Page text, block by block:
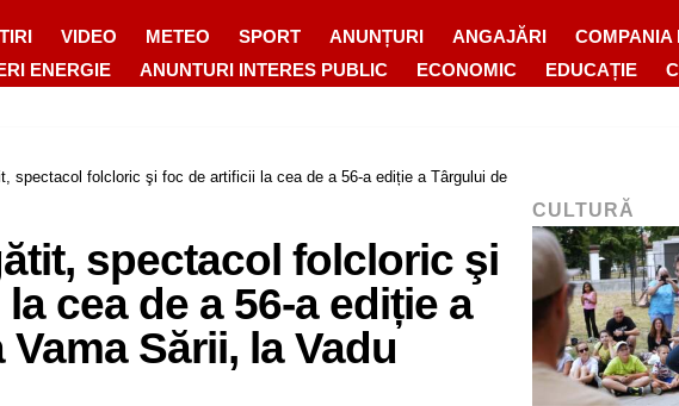
VIDEO METEO SPORT ANUNȚURI ANGAJĂRI
COMPANIA
ENERGIE
ANUNTURI INTERES PUBLIC ECONOMIC EDUCAȚIE
spectacol folcloric şi foc de artificii la cea de a 56-a ediție a Târgului de
spectacol folcloric şi
cea de a 56-a ediție a
Sării, la Vadu
CULTURĂ